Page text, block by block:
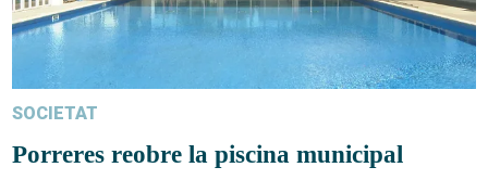
SOCIETAT
Porreres reobre la piscina municipal